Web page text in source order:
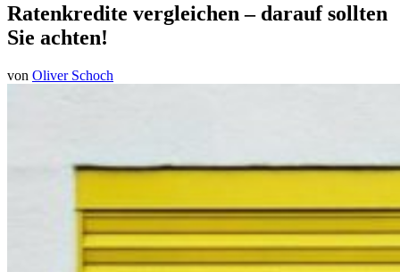
Ratenkredite vergleichen – darauf sollten
Sie achten!
von Oliver Schoch